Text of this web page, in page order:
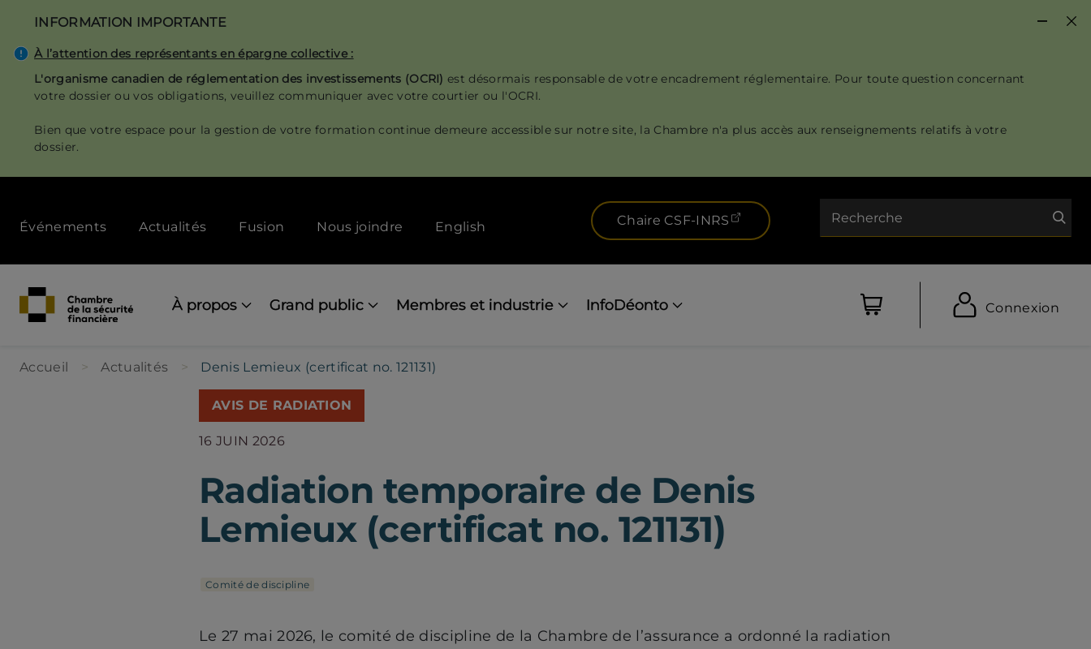
contenu
INFORMATION IMPORTANTE
À l’attention des représentants en épargne collective :
L'organisme canadien de réglementation des investissements (OCRI)est désormais responsable de votre encadrement réglementaire. Pour toute question concernant
votre dossier ou vos obligations, veuillez communiquer avec votre courtier ou l'OCRI.
Bien que votre espace pour la gestion de votre formation continue demeure accessible sur notre site, la Chambre n'a plus accès aux renseignements relatifs à votre
dossier.
menu
[Desktop]
Événements Actualités Fusion Nous joindre English Chaire CSF-INRS (ouvre dans un nouvel onglet)
navigation
À propos Grand public Membres et industrie InfoDéonto Connexion
Accueil Actualités Denis Lemieux (certificat no. 121131)
AVIS DE RADIATION
16 JUIN 2026
Radiation temporaire de Denis
Lemieux (certificat no. 121131)
Comité de discipline
Le 27 mai 2026, le comité de discipline de la Chambre de l’assurance a ordonné la radiation